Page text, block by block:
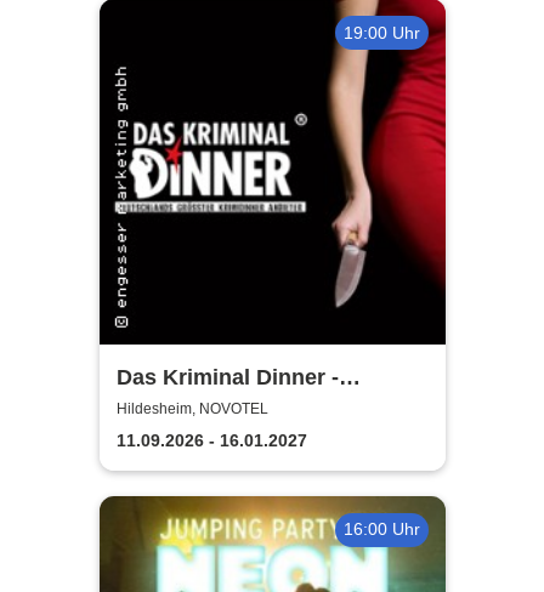
19:00 Uhr
Das Kriminal Dinner -
Testament à la Carte
Hildesheim, NOVOTEL
11.09.2026 - 16.01.2027
16:00 Uhr